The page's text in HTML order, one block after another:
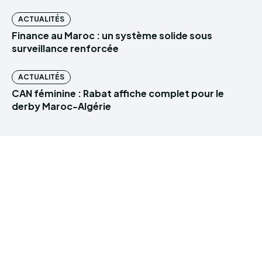
ACTUALITÉS
Finance au Maroc : un système solide sous
surveillance renforcée
ACTUALITÉS
CAN féminine : Rabat affiche complet pour le
derby Maroc-Algérie